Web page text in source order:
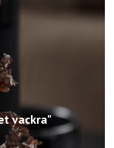
vackra"